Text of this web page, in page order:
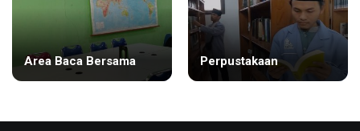
Area Baca Bersama Perpustakaan